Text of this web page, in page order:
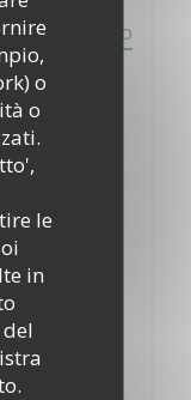
o
o
le
in
PERCORSO